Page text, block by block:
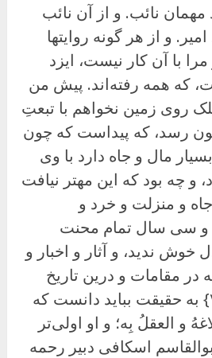
مهمان نائب. و از آن نائب
و از هر گونه روایتها
با آن کار نیست، ایزد
که همه رفته‌اند. پیش من
روی زمین نخواهم با تبعتِ
رسد، که پیداست که چون
مال و جاه دارد با وی
و چه بود که این مهتر نیافت
و منزلت و خرد و
و سی سال تمام محنت
خوش ندید، و آثار و اخبار و
مقامات و درین تاریخ
بیامد. و اما {ص۷۹۵} به حقیقت بباید دانست که
و العقلُ بِه؛ و او اولی‌تر
اسکافی دبیر رحمه